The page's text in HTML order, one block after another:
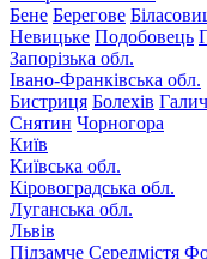
Бене Берегове
Невицьке Подобовець
Запорізька обл.
Івано-Франківська обл.
Бистриця Болехів Галич
Снятин Чорногора
Київ
Київська обл.
Кіровоградська обл.
Луганська обл.
Львів
Підзамче Середмістя